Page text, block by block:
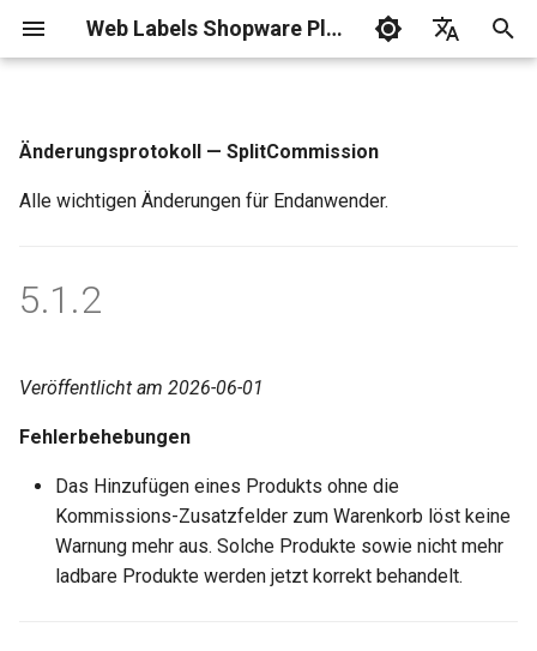
Web Labels Shopware Plugins
h
w
r
Änderungsprotokoll — SplitCommission
Alle wichtigen Änderungen für Endanwender.
5.1.2
Veröffentlicht am 2026-06-01
Fehlerbehebungen
Das Hinzufügen eines Produkts ohne die
Kommissions-Zusatzfelder zum Warenkorb löst keine
Warnung mehr aus. Solche Produkte sowie nicht mehr
ladbare Produkte werden jetzt korrekt behandelt.